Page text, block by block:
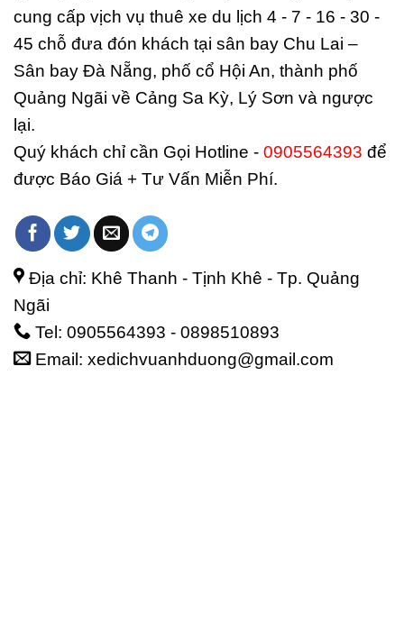
cung cấp vịch vụ thuê xe du lịch 4 - 7 - 16 - 30 -
45 chỗ đưa đón khách tại sân bay Chu Lai –
Sân bay Đà Nẵng, phố cổ Hội An, thành phố
Quảng Ngãi về Cảng Sa Kỳ, Lý Sơn và ngược
lại.
Quý khách chỉ cần Gọi Hotline - 0905564393 để
được Báo Giá + Tư Vấn Miễn Phí.
Địa chỉ: Khê Thanh - Tịnh Khê - Tp. Quảng
Ngãi
Tel: 0905564393 - 0898510893
Email: xedichvuanhduong@gmail.com